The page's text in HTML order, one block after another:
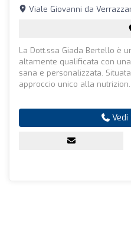
Viale Giovanni da
La Dott.ssa Giada Bertello è
altamente qualificata con
sana e personalizzata.
approccio unico alla
Vedi